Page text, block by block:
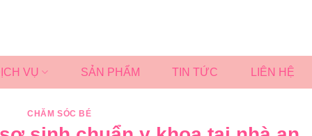
VỤ SẢN PHẨM TIN TỨC LIÊN HỆ
CHĂM SÓC BÉ